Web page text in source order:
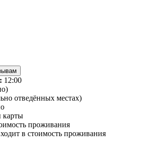
12:00
отведённых местах)
карты
проживания
в стоимость проживания